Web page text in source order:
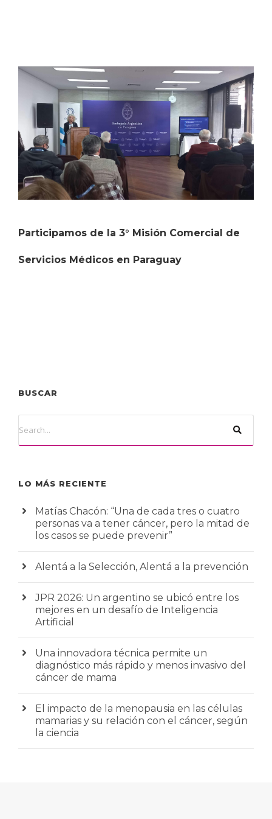
Participamos de la 3° Misión Comercial de
Servicios Médicos en Paraguay
BUSCAR
LO MÁS RECIENTE
Matías Chacón: “Una de cada tres o cuatro
personas va a tener cáncer, pero la mitad de
los casos se puede prevenir”
Alentá a la Selección, Alentá a la prevención
JPR 2026: Un argentino se ubicó entre los
mejores en un desafío de Inteligencia
Artificial
Una innovadora técnica permite un
diagnóstico más rápido y menos invasivo del
cáncer de mama
El impacto de la menopausia en las células
mamarias y su relación con el cáncer, según
la ciencia